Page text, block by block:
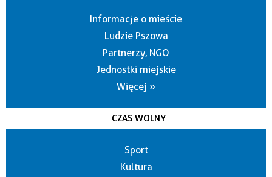
Informacje o mieście
Ludzie Pszowa
Partnerzy, NGO
Jednostki miejskie
Więcej »
CZAS WOLNY
Sport
Kultura